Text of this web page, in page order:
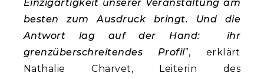
Einzigartigkeit unserer Veranstaltung am
besten zum Ausdruck bringt. Und die
Antwort lag auf der Hand: ihr
grenzüberschreitendes Profil”, erklärt
Nathalie Charvet, Leiterin des